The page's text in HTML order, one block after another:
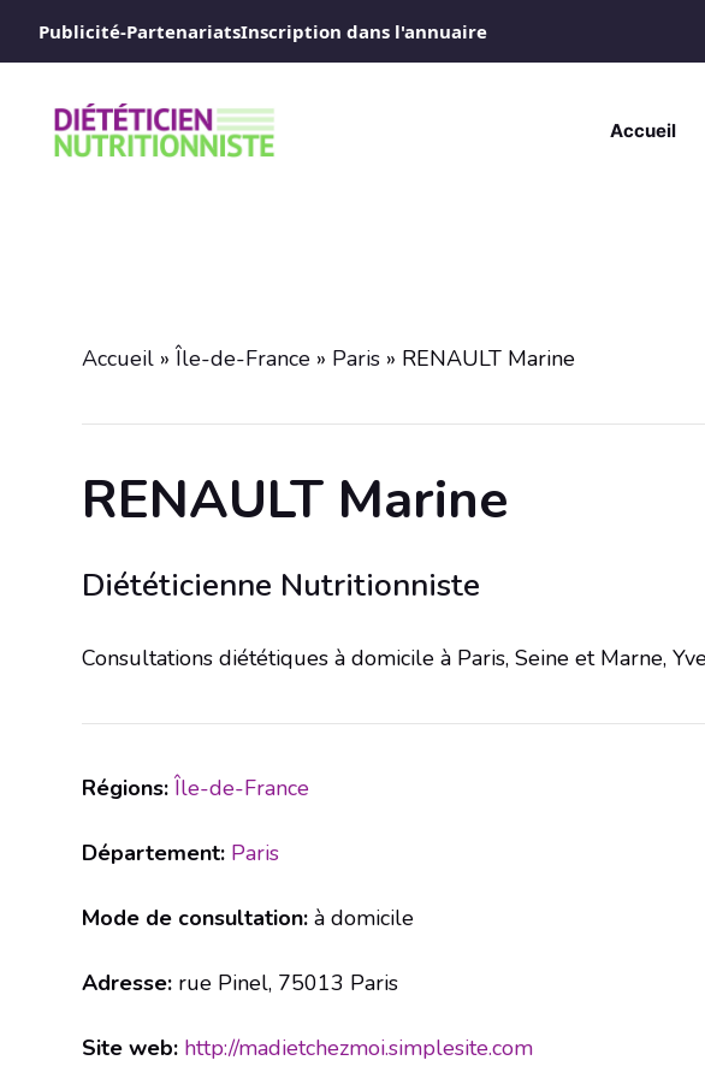
Publicité-PartenariatsInscription dans l'annuaire
Accueil
Accueil » Île-de-France » Paris » RENAULT Marine
RENAULT Marine
Diététicienne Nutritionniste
Consultations diététiques à domicile à Paris, Seine et Marne,
Régions: Île-de-France
Département: Paris
Mode de consultation: à domicile
Adresse: rue Pinel, 75013 Paris
Site web: http://madietchezmoi.simplesite.com